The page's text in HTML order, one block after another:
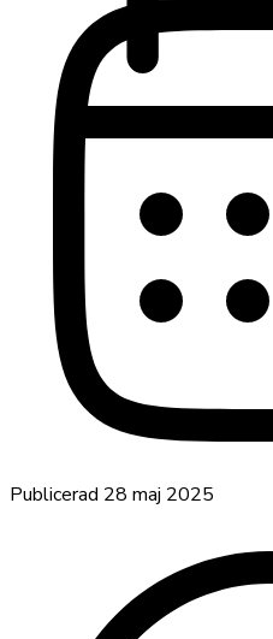
Publicerad 28 maj 2025